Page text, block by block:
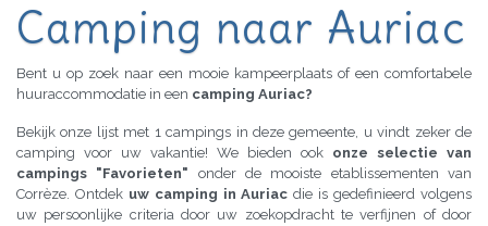
Camping naar Auriac
Bent u op zoek naar een mooie kampeerplaats of een comfortabele
huuraccommodatie in een camping Auriac?
Bekijk onze lijst met 1 campings in deze gemeente, u vindt zeker de
camping voor uw vakantie! We bieden ook onze selectie van
campings "Favorieten" onder de mooiste etablissementen van
Corrèze. Ontdek uw camping in Auriac die is gedefinieerd volgens
uw persoonlijke criteria door uw zoekopdracht te verfijnen of door